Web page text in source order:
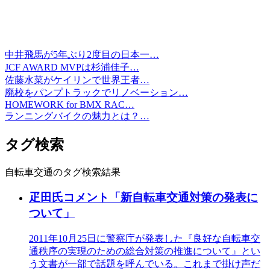
中井飛馬が5年ぶり2度目の日本一…
JCF AWARD MVPは杉浦佳子…
佐藤水菜がケイリンで世界王者…
廃校をパンプトラックでリノベーション…
HOMEWORK for BMX RAC…
ランニングバイクの魅力とは？…
タグ検索
自転車交通のタグ検索結果
疋田氏コメント「新自転車交通対策の発表に
ついて」
2011年10月25日に警察庁が発表した『良好な自転車交
通秩序の実現のための総合対策の推進について』とい
う文書が一部で話題を呼んでいる。これまで掛け声だ